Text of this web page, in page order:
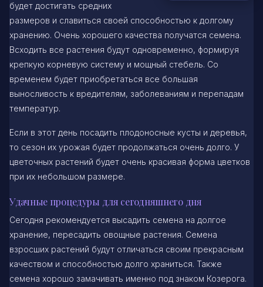
будет достигать средних
размеров и славиться своей способностью к долгому
хранению. Очень хорошего качества получатся семена.
Всходить все растения будут одновременно, формируя
крепкую корневую систему и мощный стебель. Со
временем будет приобретаться все большая
выносливость к вредителям, заболеваниям и перепадам
температур.
Если в этот день посадить плодоносные кусты и деревья,
то сезон их урожая будет продолжаться очень долго. У
цветочных растений будет очень красивая форма цветков
при их небольшом размере.
Удачные процедуры для сегодняшнего дня
Сегодня рекомендуется высадить семена на долгое
хранение, пересадить овощные растения. Семена
взросших растений будут отличаться своим прекрасным
качеством и способностью долго храниться. Также
семена хорошо замачивать именно под знаком Козерога.